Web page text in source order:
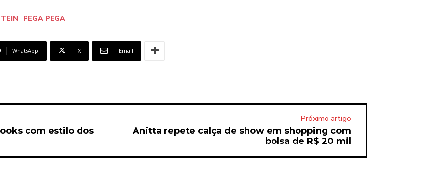
PEGA PEGA
WhatsApp X Email
com estilo dos
Próximo artigo
Anitta repete calça de show em shopping com
bolsa de R$ 20 mil